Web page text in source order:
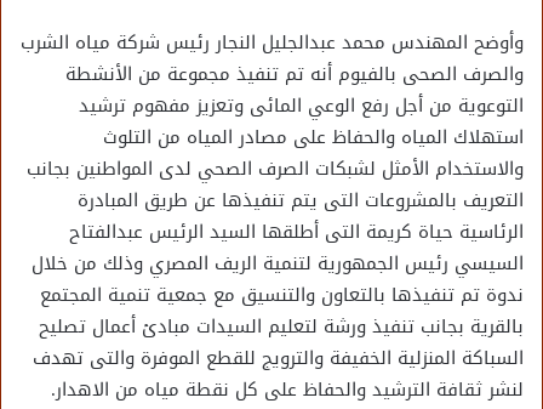
وأوضح المهندس محمد عبدالجليل النجار رئيس شركة مياه الشرب
والصرف الصحى بالفيوم أنه تم تنفيذ مجموعة من الأنشطة
التوعوية من أجل رفع الوعي المائى وتعزيز مفهوم ترشيد
استهلاك المياه والحفاظ على مصادر المياه من التلوث
والاستخدام الأمثل لشبكات الصرف الصحي لدى المواطنين بجانب
التعريف بالمشروعات التى يتم تنفيذها عن طريق المبادرة
الرئاسية حياة كريمة التى أطلقها السيد الرئيس عبدالفتاح
السيسي رئيس الجمهورية لتنمية الريف المصري وذلك من خلال
ندوة تم تنفيذها بالتعاون والتنسيق مع جمعية تنمية المجتمع
بالقرية بجانب تنفيذ ورشة لتعليم السيدات مبادئ أعمال تصليح
السباكة المنزلية الخفيفة والترويج للقطع الموفرة والتى تهدف
لنشر ثقافة الترشيد والحفاظ على كل نقطة مياه من الاهدار.